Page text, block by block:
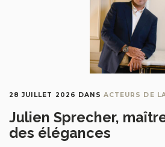
28 JUILLET 2026 DANSACTEURS DE
Julien Sprecher,
des élégances